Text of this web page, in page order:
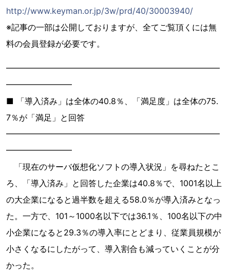
http://www.keyman.or.jp/3w/prd/40/30003940/
※記事の一部は公開しておりますが、全てご覧頂くには無
料の会員登録が必要です。
━━━━━━━━━━━━━━━━━━━━━━━━━━
━━━━━━━━
■ 「導入済み」は全体の40.8％、「満足度」は全体の75.
7％が「満足」と回答
━━━━━━━━━━━━━━━━━━━━━━━━━━
━━━━━━━━
「現在のサーバ仮想化ソフトの導入状況」を尋ねたとこ
ろ、「導入済み」と回答した企業は40.8％で、1001名以上
の大企業になると過半数を超える58.0％が導入済みとなっ
た。一方で、101～1000名以下では36.1％、100名以下の中
小企業になると29.3％の導入率にとどまり、従業員規模が
小さくなるにしたがって、導入割合も減っていくことが分
かった。